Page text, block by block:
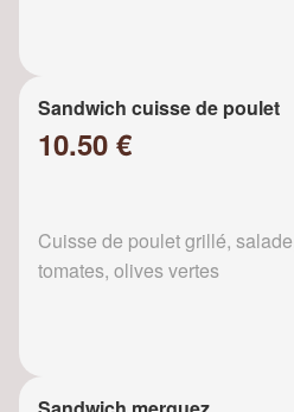
Sandwich cuisse de poulet
10.50 €
Cuisse de poulet grillé,
tomates, olives vertes